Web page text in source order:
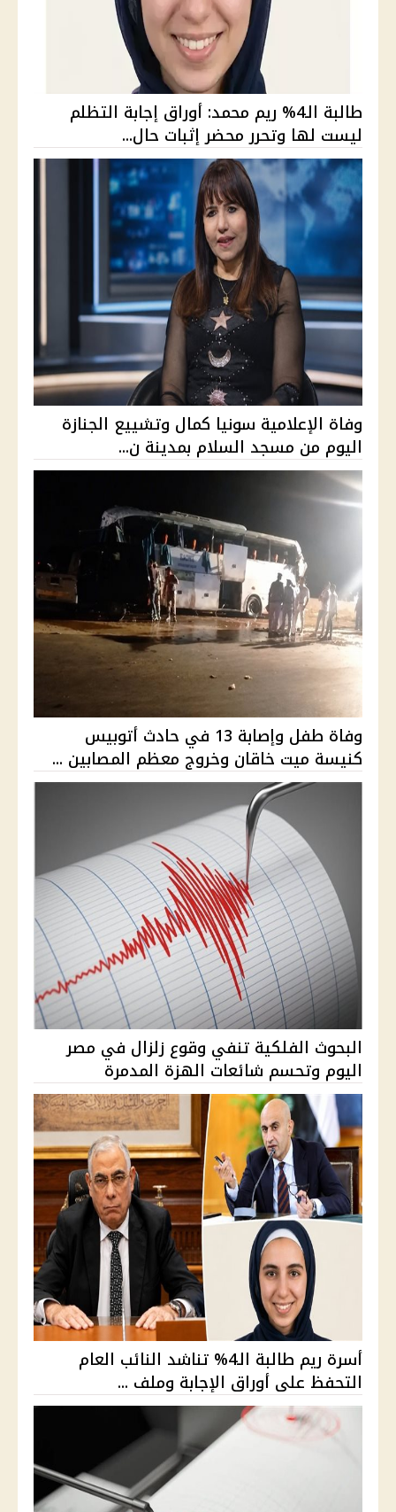
طالبة الـ4% ريم محمد: أوراق إجابة التظلم
ليست لها وتحرر محضر إثبات حال...
وفاة الإعلامية سونيا كمال وتشييع الجنازة
اليوم من مسجد السلام بمدينة ن...
وفاة طفل وإصابة 13 في حادث أتوبيس
كنيسة ميت خاقان وخروج معظم المصابين ...
البحوث الفلكية تنفي وقوع زلزال في مصر
اليوم وتحسم شائعات الهزة المدمرة
أسرة ريم طالبة الـ4% تناشد النائب العام
التحفظ على أوراق الإجابة وملف ...